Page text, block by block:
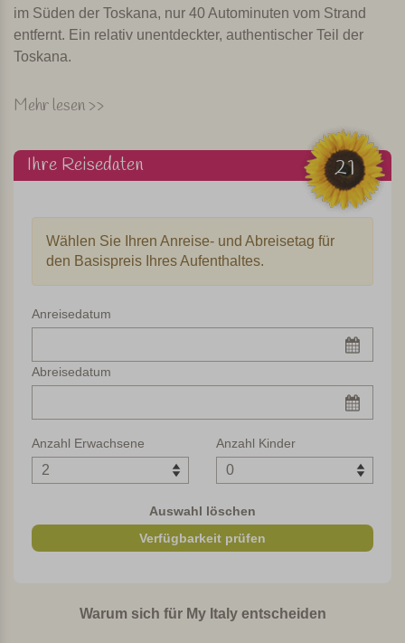
im Süden der Toskana, nur 40 Autominuten vom Strand
entfernt. Ein relativ unentdeckter, authentischer Teil der
Toskana.
Restaurant und Frühstück
Der Agriturismo verfügt über einen schönen großen Pool
im sorgfältig angelegten Garten, einen Spielplatz und
einen gemeinschaftlichen Grillplatz. Das Restaurant ist
zweimal pro Woche für die Gäste des Agriturismo geöffnet.
Hier können Sie lokale Gerichte aus der Region
probieren. Hier wird auch das Frühstück morgens serviert
(gegen Gebühr). Einmal in der Woche findet eine
Weinprobe statt.
10 gemütlich eingerichtete
Ferienwohnungen
Jedes Appartement verfügt über einen TV und eine gute
Küche mit Herd mit 4 Kochstellen. Die Wohnungen im
Erdgeschoss verfügen über eine eigene Terrasse. Haben
Sie eine Wohnung im ersten oder zweiten Stock? Dann
Garten benutzen.
Mehr lesen >>
21
Ihre Reisedaten
Wählen Sie Ihren Anreise- und Abreisetag für
den Basispreis Ihres Aufenthaltes.
Anreisedatum
Abreisedatum
Anzahl Erwachsene Anzahl Kinder
Auswahl löschen
Verfügbarkeit prüfen
Warum sich für My Italy entscheiden